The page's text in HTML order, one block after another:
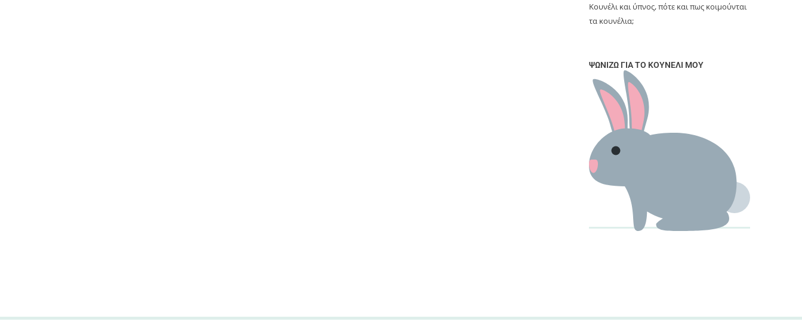
Κουνέλι και ύπνος, πότε και πως κοιμούνται
τα κουνέλια;
ΨΩΝΊΖΩ ΓΙΑ ΤΟ ΚΟΥΝΈΛΙ ΜΟΥ